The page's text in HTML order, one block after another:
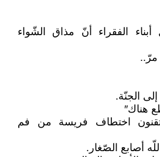
الفقراء أنّ مذاق الشّواء
مرّ..
الجنّة.
هناك″
اختطاف فريسة من فم
أصابع الصّغار.